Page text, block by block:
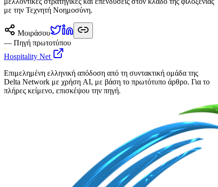
με την Τεχνητή Νοημοσύνη.
Μοιράσου
— Πηγή πρωτοτύπου
Hospitality Net
Επιμελημένη ελληνική απόδοση από τη συντακτική ομάδα της
Delta Network με χρήση AI, με βάση το πρωτότυπο άρθρο. Για το
πλήρες κείμενο, επισκέψου την πηγή.